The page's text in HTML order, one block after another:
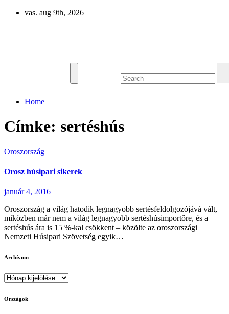
Skip
vas. aug 9th, 2026
Home
Címke: sertéshús
Oroszország
Orosz húsipari sikerek
január 4, 2016
Oroszország a világ hatodik legnagyobb sertésfeldolgozójává vált,
miközben már nem a világ legnagyobb sertéshúsimportőre, és a
sertéshús ára is 15 %-kal csökkent – közölte az oroszországi
Nemzeti Húsipari Szövetség egyik…
Archívum
Archívum
Országok